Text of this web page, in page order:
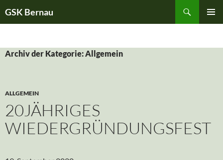
GSK Bernau
Archiv der Kategorie: Allgemein
ALLGEMEIN
20JÄHRIGES
WIEDERGRÜNDUNGSFEST